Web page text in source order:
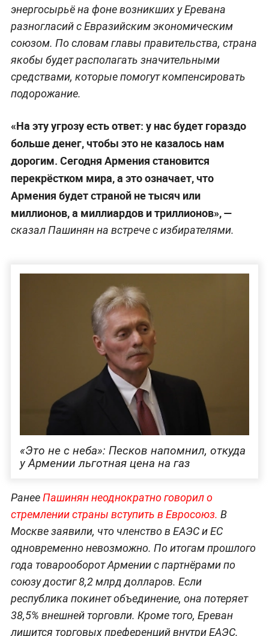
энергосырьё на фоне возникших у Еревана
разногласий с Евразийским экономическим
союзом. По словам главы правительства, страна
якобы будет располагать значительными
средствами, которые помогут компенсировать
подорожание.
«На эту угрозу есть ответ: у нас будет гораздо
больше денег, чтобы это не казалось нам
дорогим. Сегодня Армения становится
перекрёстком мира, а это означает, что
Армения будет страной не тысяч или
миллионов, а миллиардов и триллионов», —
сказал Пашинян на встрече с избирателями.
«Это не с неба»: Песков напомнил, откуда
у Армении льготная цена на газ
РанееПашинян неоднократно говорил о
стремлении страны вступить в Евросоюз. В
Москве заявили, что членство в ЕАЭС и ЕС
одновременно невозможно. По итогам прошлого
года товарооборот Армении с партнёрами по
союзу достиг 8,2 млрд долларов. Если
республика покинет объединение, она потеряет
38,5% внешней торговли. Кроме того, Ереван
лишится торговых преференций внутри ЕАЭС.